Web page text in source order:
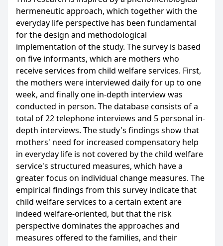
hermeneutic approach, which together with the
everyday life perspective has been fundamental
for the design and methodological
implementation of the study. The survey is based
on five informants, which are mothers who
receive services from child welfare services. First,
the mothers were interviewed daily for up to one
week, and finally one in-depth interview was
conducted in person. The database consists of a
total of 22 telephone interviews and 5 personal in-
depth interviews. The study's findings show that
mothers' need for increased compensatory help
in everyday life is not covered by the child welfare
service's structured measures, which have a
greater focus on individual change measures. The
empirical findings from this survey indicate that
child welfare services to a certain extent are
indeed welfare-oriented, but that the risk
perspective dominates the approaches and
measures offered to the families, and their